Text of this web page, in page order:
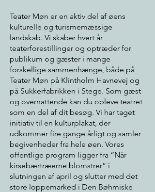
Teater Møn er en aktiv del af øens
kulturelle og turismemæssige
landskab. Vi skaber hvert år
teaterforestillinger og optræder for
publikum og gæster i mange
forskellige sammenhænge, både på
Teater Møn på Klintholm Havnevej og
på Sukkerfabrikken i Stege. Som gæst
og overnattende kan du opleve teatret
som en del af dit besøg. Vi har taget
initiativ til en kulturplakat, der
udkommer fire gange årligt og samler
begivenheder fra hele øen. Vores
offentlige program ligger fra ”Når
kirsebærtræerne blomstrer” i
slutningen af april og slutter med det
store loppemarked i Den Bøhmiske